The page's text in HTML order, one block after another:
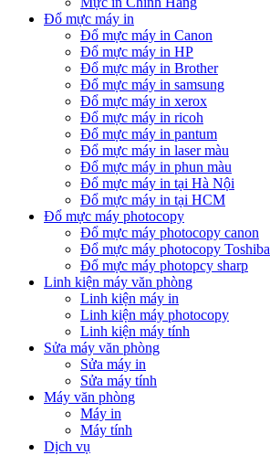
Đổ mực máy in
Đổ mực máy in Canon
Đổ mực máy in HP
Đổ mực máy in Brother
Đổ mực máy in samsung
Đổ mực máy in xerox
Đổ mực máy in ricoh
Đổ mực máy in pantum
Đổ mực máy in laser màu
Đổ mực máy in phun màu
Đổ mực máy in tại Hà Nội
Đổ mực máy in tại HCM
Đổ mực máy photocopy
Đổ mực máy photocopy canon
Đổ mực máy photocopy Toshiba
Đổ mực máy photopcy sharp
Linh kiện máy văn phòng
Linh kiện máy in
Linh kiện máy photocopy
Linh kiện máy tính
Sửa máy văn phòng
Sửa máy in
Sửa máy tính
Máy văn phòng
Máy in
Máy tính
Dịch vụ